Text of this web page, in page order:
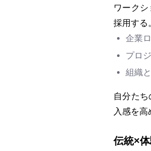
ワーク
採用する
企業
プロ
組織
自分た
入感を高
伝統×